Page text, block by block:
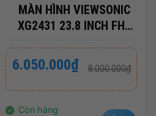
MÀN HÌNH VIEWSONIC
XG2431 23.8 INCH FHD
CHÍNH HÃNG 36 THÁNG
8.000.000₫
Giá
gốc
8.000.000₫.
6.050.000₫
Giá
hiện
là:
Còn hàng